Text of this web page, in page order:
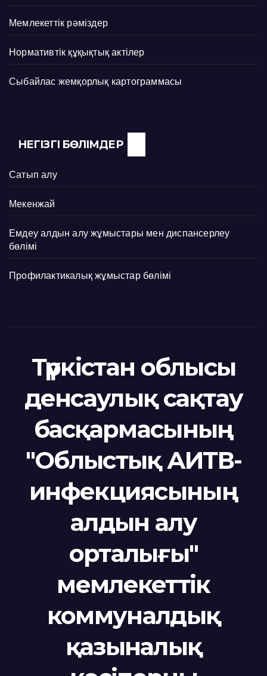
Мемлекеттік рәміздер
Нормативтік құқықтық актілер
Сыбайлас жемқорлық картограммасы
НЕГІЗГІ БӨЛІМДЕР
Сатып алу
Мекенжай
Емдеу алдын алу жұмыстары мен диспансерлеу
бөлімі
Профилактикалық жұмыстар бөлімі
Түркістан облысы
денсаулық сақтау
басқармасының
"Облыстық АИТВ-
инфекциясының
алдын алу
орталығы"
мемлекеттік
коммуналдық
қазыналық